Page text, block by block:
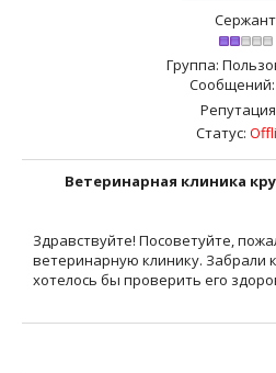
Сержант
Группа:
Сообщений:
Статус:
Ветеринарная клиника
Здравствуйте! Посоветуйте,
ветеринарную клинику. Забрали
хотелось бы проверить его